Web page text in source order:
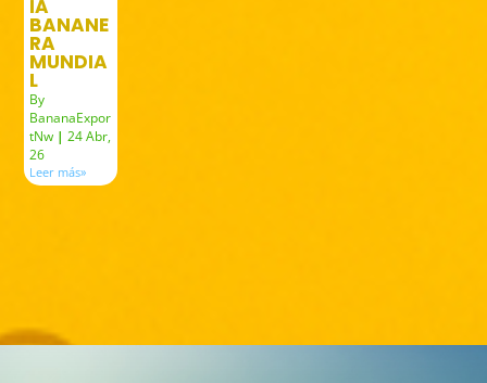
IA
BANANE
RA
MUNDIA
L
By
BananaExpor
tNw | 24Abr,
26
Leer más»